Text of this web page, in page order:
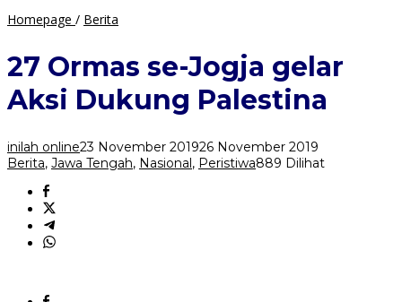
Homepage / Berita
Jogja
gelar
Aksi
Palestina
27 Ormas se-Jogja gelar
Aksi Dukung Palestina
inilah online23 November 201926 November 2019
Berita, Jawa Tengah, Nasional, Peristiwa889 Dilihat